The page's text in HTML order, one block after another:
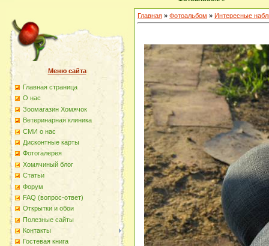
Меню сайта
Главная страница
О наc
Зоомагазин Хомячок
Ветеринарная клиника
СМИ о нас
Дисконтные карты
Фотогалерея
Хомячиный блог
Статьи
Форум
FAQ (вопрос-ответ)
Открытки и обои
Полезные сайты
Контакты
Гостевая книга
Главная » Фотоальбом » Интересные